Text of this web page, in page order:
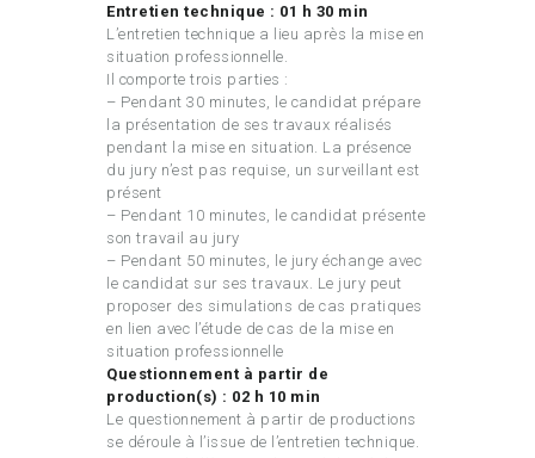
Entretien technique : 01 h 30 min
L’entretien technique a lieu après la mise en
situation professionnelle.
Il comporte trois parties :
– Pendant 30 minutes, le candidat prépare
la présentation de ses travaux réalisés
pendant la mise en situation. La présence
du jury n’est pas requise, un surveillant est
présent
– Pendant 10 minutes, le candidat présente
son travail au jury
– Pendant 50 minutes, le jury échange avec
le candidat sur ses travaux. Le jury peut
proposer des simulations de cas pratiques
en lien avec l’étude de cas de la mise en
situation professionnelle
Questionnement à partir de
production(s) : 02 h 10 min
Le questionnement à partir de productions
se déroule à l’issue de l’entretien technique.